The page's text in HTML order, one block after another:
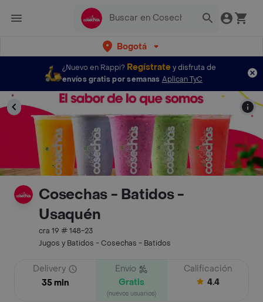
Bogotá
¿Nuevo en Rappi? Regístratey disfruta de
envíos gratis por semanas Aplican TyC
Cosechas - Batidos -
Usaquén
cra 19 # 148-23
Jugos y Batidos - Cosechas - Batidos
Delivery
35 min
Envío
Gratis
(nuevos usuarios)
Calificación
4.4